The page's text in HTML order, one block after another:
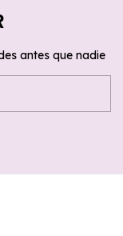
antes que nadie